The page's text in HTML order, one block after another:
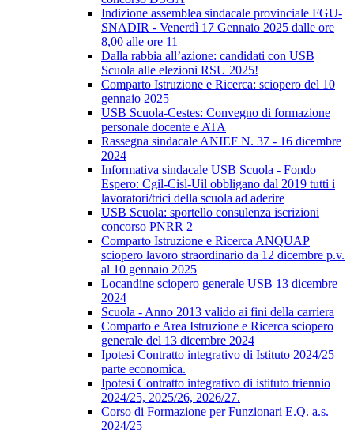
Indizione assemblea sindacale provinciale FGU-
SNADIR - Venerdì 17 Gennaio 2025 dalle ore
8,00 alle ore 11
Dalla rabbia all’azione: candidati con USB
Scuola alle elezioni RSU 2025!
Comparto Istruzione e Ricerca: sciopero del 10
gennaio 2025
USB Scuola-Cestes: Convegno di formazione
personale docente e ATA
Rassegna sindacale ANIEF N. 37 - 16 dicembre
2024
Informativa sindacale USB Scuola - Fondo
Espero: Cgil-Cisl-Uil obbligano dal 2019 tutti i
lavoratori/trici della scuola ad aderire
USB Scuola: sportello consulenza iscrizioni
concorso PNRR 2
Comparto Istruzione e Ricerca ANQUAP
sciopero lavoro straordinario da 12 dicembre p.v.
al 10 gennaio 2025
Locandine sciopero generale USB 13 dicembre
2024
Scuola - Anno 2013 valido ai fini della carriera
Comparto e Area Istruzione e Ricerca sciopero
generale del 13 dicembre 2024
Ipotesi Contratto integrativo di Istituto 2024/25
parte economica.
Ipotesi Contratto integrativo di istituto triennio
2024/25, 2025/26, 2026/27.
Corso di Formazione per Funzionari E.Q. a.s.
2024/25